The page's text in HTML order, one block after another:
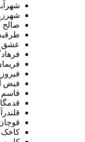
صالح
عشق
فیض
قاسم
کاخک